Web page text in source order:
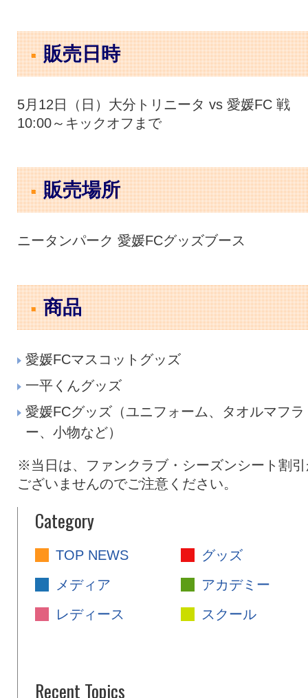
販売日時
5月12日（日）大分トリニータ vs 愛媛FC 戦
10:00～キックオフまで
販売場所
ニータンパーク 愛媛FCグッズブース
商品
愛媛FCマスコットグッズ
一平くんグッズ
愛媛FCグッズ（ユニフォーム、タオルマフラ
ー、小物など）
※当日は、ファンクラブ・シーズンシート割
ございませんのでご注意ください。
Category
TOP NEWS
グッズ
メディア
アカデミー
レディース
スクール
Recent Topics